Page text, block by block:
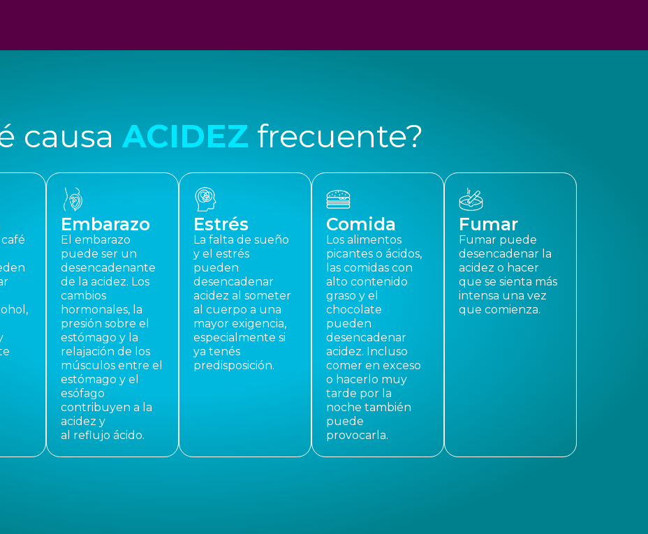
causa ACIDEZ frecuente?
Embarazo
El embarazo
puede ser un
desencadenante
de la acidez. Los
cambios
hormonales, la
presión sobre el
estómago y la
relajación de los
músculos entre el
estómago y el
esófago
contribuyen a la
acidez y
al reflujo ácido.
Estrés
La falta de sueño
y el estrés
pueden
desencadenar
acidez al someter
al cuerpo a una
mayor exigencia,
especialmente si
ya tenés
predisposición.
Comida
Los alimentos
picantes o ácidos,
las comidas con
alto contenido
graso y el
chocolate
pueden
desencadenar
acidez. Incluso
comer en exceso
o hacerlo muy
tarde por la
noche también
puede
provocarla.
Fumar
Fumar puede
desencadenar la
acidez o hacer
que se sienta más
intensa una vez
que comienza.